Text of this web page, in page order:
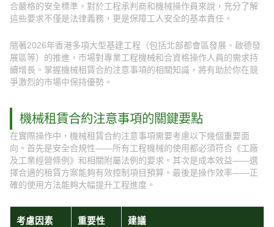
合嚴格的安全標準。對於工程承判商和機械操作員來說，充分了解
這些要求不僅是法律義務，更是保障工人安全的基本責任。
隨著2026年香港多項大型基建工程（包括北部都會區發展、啟德發
展區等）的推進，市場對專業工程機械和合資格操作人員的需求持
續增長。掌握機械租賃合約注意事項的相關知識，將有助於你在競
爭激烈的市場中保持優勢。
機械租賃合約注意事項的關鍵要點
在實際操作中，機械租賃合約注意事項需要考慮以下幾個重要面
向。首先是安全合規性——所有工程機械的使用都必須符合《工廠
及工業經營條例》和相關附屬法例的要求。其次是成本效益——選
擇合適的租賃方案能夠有效控制項目預算。最後是操作效率——正
確的使用方法能夠大幅提升工程進度。
考慮因素 重要性 建議